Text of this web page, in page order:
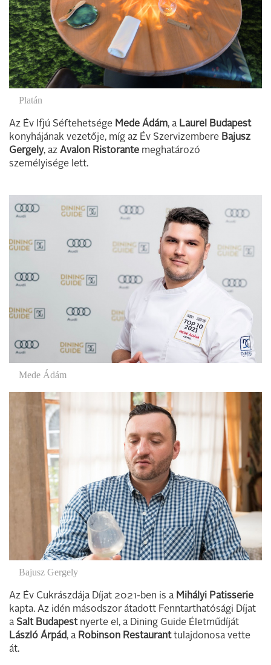
Platán
Az Év Ifjú Séftehetsége Mede Ádám, a Laurel Budapest
konyhájának vezetője, míg az Év Szervizembere Bajusz
Gergely, az Avalon Ristorante meghatározó
személyisége lett.
Mede Ádám
Bajusz Gergely
Az Év Cukrászdája Díjat 2021-ben is a Mihályi Patisserie
kapta. Az idén másodszor átadott Fenntarthatósági Díjat
a Salt Budapestnyerte el, a Dining Guide Életműdíját
László Árpád, a Robinson Restauranttulajdonosa vette
át.